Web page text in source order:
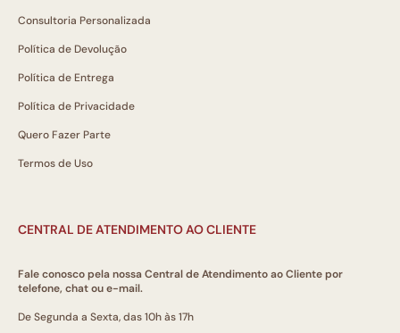
Consultoria Personalizada
Política de Devolução
Política de Entrega
Política de Privacidade
Quero Fazer Parte
Termos de Uso
CENTRAL DE ATENDIMENTO AO CLIENTE
Fale conosco pela nossa Central de Atendimento ao Cliente por
telefone, chat ou e-mail.
De Segunda a Sexta, das 10h às 17h